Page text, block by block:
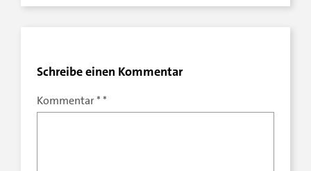
Schreibe einen Kommentar
Kommentar*